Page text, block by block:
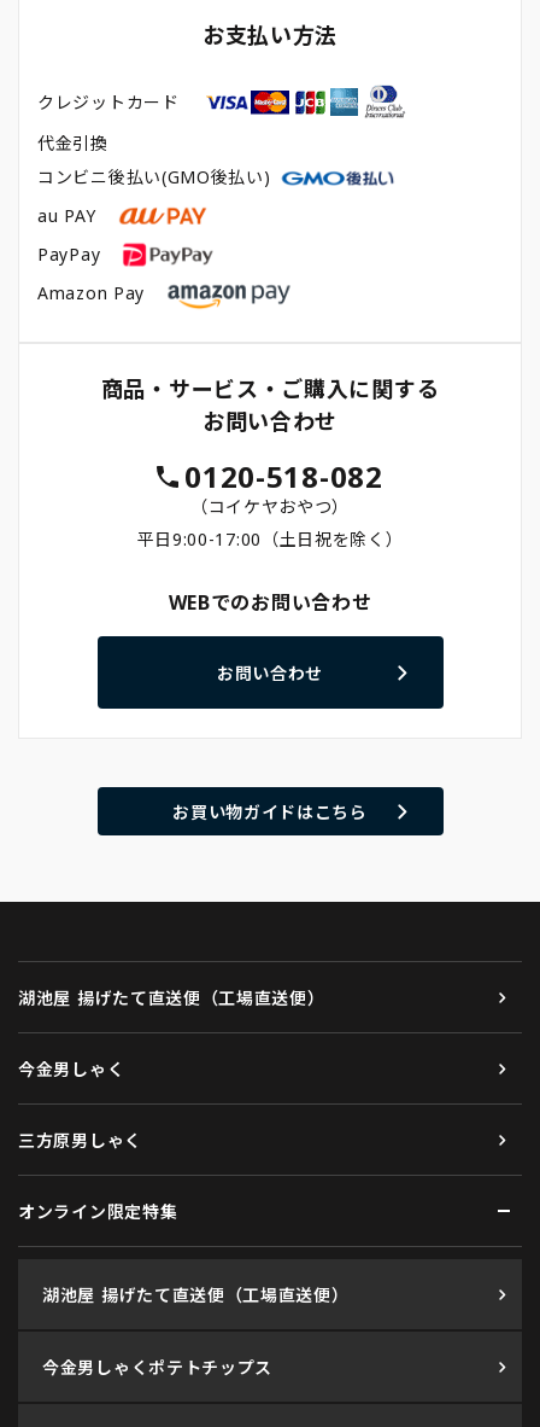
お支払い方法
クレジットカード
代金引換
コンビニ後払い(GMO後払い)
au PAY
PayPay
Amazon Pay
商品・サービス・ご購入に関する
お問い合わせ
0120-518-082
（コイケヤおやつ）
平日9:00-17:00（土日祝を除く）
WEBでのお問い合わせ
お問い合わせ
お買い物ガイドはこちら
湖池屋 揚げたて直送便（工場直送便）
今金男しゃく
三方原男しゃく
オンライン限定特集
湖池屋 揚げたて直送便（工場直送便）
今金男しゃくポテトチップス